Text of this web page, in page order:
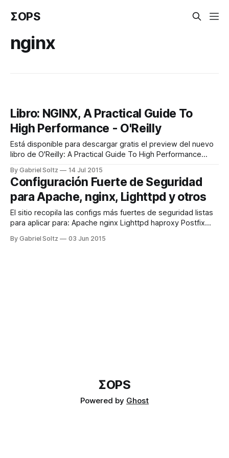
ΣOPS
nginx
Libro: NGINX, A Practical Guide To
High Performance - O'Reilly
Está disponible para descargar gratis el preview del nuevo
libro de O'Reilly: A Practical Guide To High Performance
que trae el preview: Chapter 1: Getting Started Chapter 2:
Basic Configuration Chapter 3: CGI, FastCGI, and uWSGI
Chapter
By Gabriel Soltz 14 Jul 2015
Configuración Fuerte de Seguridad
para Apache, nginx, Lighttpd y otros
El sitio recopila las configs más fuertes de seguridad listas
para aplicar para: Apache nginx Lighttpd haproxy Postfix
By Gabriel Soltz 03 Jun 2015
ΣOPS
Powered by Ghost